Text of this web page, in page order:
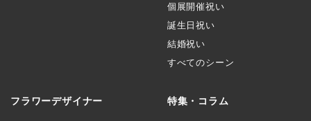
個展開催祝い
誕生日祝い
結婚祝い
すべてのシーン
フラワーデザイナー 特集・コラム